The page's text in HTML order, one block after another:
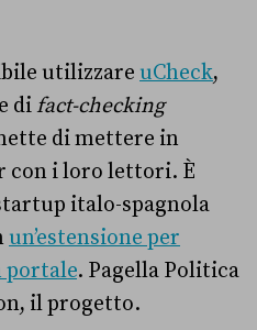
utilizzare uCheck,
difact-checking
di mettere in
con i loro lettori. È
italo-spagnola
un’estensione per
portale. Pagella Politica
il progetto.